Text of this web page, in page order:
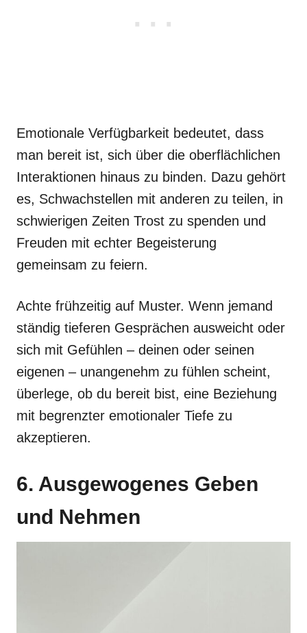
Emotionale Verfügbarkeit bedeutet, dass
man bereit ist, sich über die oberflächlichen
Interaktionen hinaus zu binden. Dazu gehört
es, Schwachstellen mit anderen zu teilen, in
schwierigen Zeiten Trost zu spenden und
Freuden mit echter Begeisterung
gemeinsam zu feiern.
Achte frühzeitig auf Muster. Wenn jemand
ständig tieferen Gesprächen ausweicht oder
sich mit Gefühlen – deinen oder seinen
eigenen – unangenehm zu fühlen scheint,
überlege, ob du bereit bist, eine Beziehung
mit begrenzter emotionaler Tiefe zu
akzeptieren.
6. Ausgewogenes Geben
und Nehmen